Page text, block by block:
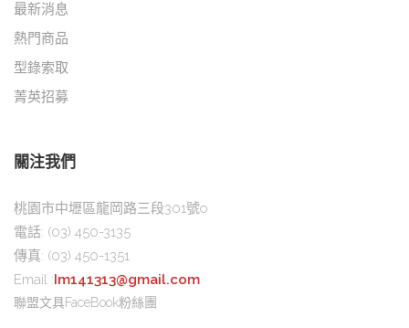
最新消息
熱門商品
型錄索取
菁英招募
關注我們
桃園市中壢區龍岡路三段301號o
電話: (03) 450-3135
傳真: (03) 450-1351
Email : Im141313@gmail.com
聯盟文具FaceBook粉絲團